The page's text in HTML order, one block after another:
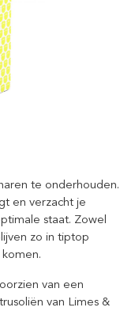
te onderhouden.
en verzacht je
staat. Zowel
zo in tiptop
van een
van Limes &